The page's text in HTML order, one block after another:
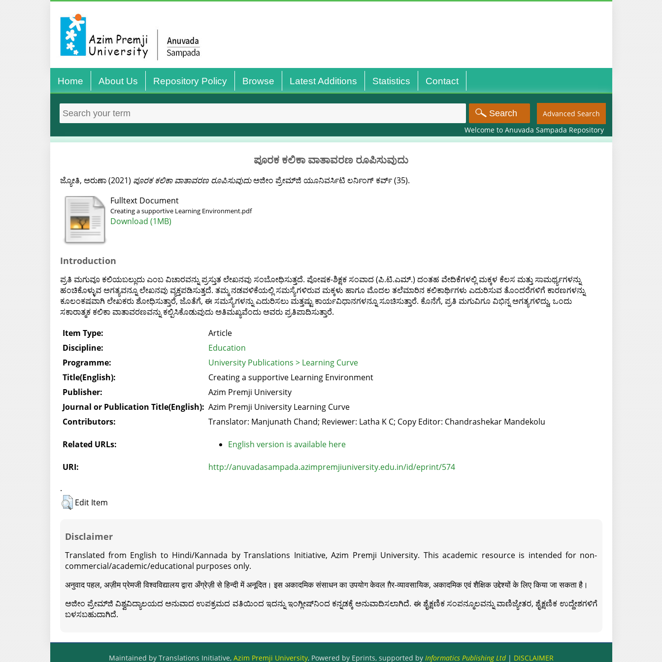
Home About Us Repository Policy Browse Latest Additions Statistics Contact
Advanced Search
Welcome to Anuvada Sampada Repository
ಪೂರಕ ಕಲಿಕಾ ವಾತಾವರಣ ರೂಪಿಸುವುದು
ಜ್ಯೋತಿ, ಅರುಣಾ(2021) ಪೂರಕ ಕಲಿಕಾ ವಾತಾವರಣ ರೂಪಿಸುವುದುಅಜೀಂ ಪ್ರೇಮ್‌ಜಿ ಯೂನಿವರ್ಸಿಟಿ ಲರ್ನಿಂಗ್ ಕರ್ವ್ (35).
Fulltext Document
Creating a supportive Learning Environment.pdf
Download (1MB)
Introduction
ಪ್ರತಿ ಮಗುವೂ ಕಲಿಯಬಲ್ಲುದು ಎಂಬ ವಿಚಾರವನ್ನು ಪ್ರಸ್ತುತ ಲೇಖನವು ಸಂಬೋಧಿಸುತ್ತದೆ. ಪೋಷಕ-ಶಿಕ್ಷಕ ಸಂವಾದ (ಪಿ.ಟಿ.ಎಮ್.) ದಂತಹ ವೇದಿಕೆಗಳಲ್ಲಿ ಮಕ್ಕಳ ಕೆಲಸ ಮತ್ತು ಸಾಮರ್ಥ್ಯಗಳನ್ನು
ಹಂಚಿಕೊಳ್ಳುವ ಅಗತ್ಯವನ್ನೂ ಲೇಖನವು ವ್ಯಕ್ತಪಡಿಸುತ್ತದೆ. ತಮ್ಮ ನಡವಳಿಕೆಯಲ್ಲಿ ಸಮಸ್ಯೆಗಳಿರುವ ಮಕ್ಕಳು ಹಾಗೂ ಮೊದಲ ತಲೆಮಾರಿನ ಕಲಿಕಾರ್ಥಿಗಳು ಎದುರಿಸುವ ತೊಂದರೆಗಳಿಗೆ ಕಾರಣಗಳನ್ನು
ಕೂಲಂಕಷವಾಗಿ ಲೇಖಕರು ಶೋಧಿಸುತ್ತಾರೆ, ಜೊತೆಗೆ, ಈ ಸಮಸ್ಯೆಗಳನ್ನು ಎದುರಿಸಲು ಮತ್ತಷ್ಟು ಕಾರ್ಯವಿಧಾನಗಳನ್ನೂ ಸೂಚಿಸುತ್ತಾರೆ. ಕೊನೆಗೆ, ಪ್ರತಿ ಮಗುವಿಗೂ ವಿಭಿನ್ನ ಅಗತ್ಯಗಳಿದ್ದು, ಒಂದು
ಸಕಾರಾತ್ಮಕ ಕಲಿಕಾ ವಾತಾವರಣವನ್ನು ಕಲ್ಪಿಸಿಕೊಡುವುದು ಅತಿಮಖ್ಯವೆಂದು ಅವರು ಪ್ರತಿಪಾದಿಸುತ್ತಾರೆ.
Item Type:
Article
Discipline:
Education
Programme:
University Publications > Learning Curve
Title(English):
Creating a supportive Learning Environment
Publisher:
Azim Premji University
Journal or Publication Title(English): Azim Premji University Learning Curve
Contributors:
Translator: Manjunath Chand; Reviewer: Latha K C; Copy Editor: Chandrashekar Mandekolu
Related URLs: English version is available here
URI:
http://anuvadasampada.azimpremjiuniversity.edu.in/id/eprint/574
.
Edit Item
Disclaimer
Translated from English to Hindi/Kannada by Translations Initiative, Azim Premji University. This academic resource is intended for non-
commercial/academic/educational purposes only.
अनुवाद पहल, अज़ीम प्रेमजी विश्वविद्यालय द्वारा अँग्रेज़ी से हिन्दी में अनूदित। इस अकादमिक संसाधन का उपयोग केवल ग़ैर-व्यावसायिक, अकादमिक एवं शैक्षिक उद्देश्यों के लिए किया जा सकता है।
ಅಜೀಂ ಪ್ರೇಮ್‍ಜಿ ವಿಶ್ವವಿದ್ಯಾಲಯದ ಅನುವಾದ ಉಪಕ್ರಮದ ವತಿಯಿಂದ ಇದನ್ನು ಇಂಗ್ಲೀಷ್‍ನಿಂದ ಕನ್ನಡಕ್ಕೆ ಅನುವಾದಿಸಲಾಗಿದೆ. ಈ ಶೈಕ್ಷಣಿಕ ಸಂಪನ್ಮೂಲವನ್ನು ವಾಣಿಜ್ಯೇತರ, ಶೈಕ್ಷಣಿಕ ಉದ್ದೇಶಗಳಿಗೆ
ಬಳಸಬಹುದಾಗಿದೆ.
Maintained by Translations Initiative, Azim Premji University, Powered by Eprints, supported by Informatics Publishing Ltd| DISCLAIMER